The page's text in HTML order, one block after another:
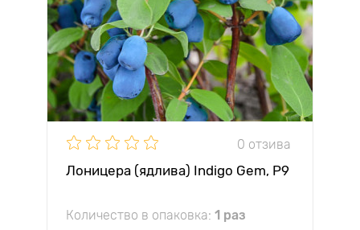
0 отзива
Лоницера (ядлива) Indigo Gem, P9
Количество в опаковка: 1 раз